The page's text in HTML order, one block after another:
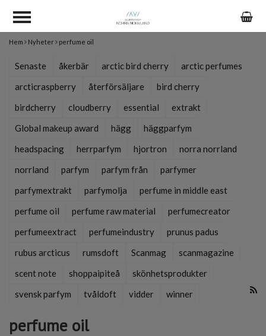
Hem Nyheter perfume oil
Senaste åkerbär arctic bird cherry
arctic perfumes
arcticraspberry
återförsäljare
bird cherry
birdcherry
cloudberry essential
extrakt
Global makeup award
hägg
häggparfym
headspacing
herrparfym hjortron
norra norrland
norrland
parfym parfym från
parfymer
parfymextrakt
parfymolja
perfume in middle east
perfume oil
perfume raw material
perfumecreator
perfumeextract
perfumeindustry
prunus padus
rubus arcticus
rumsdoft Scanmag
scanmagazine
scent note
shoppaipiteå
skönhetsprodukter
svensk parfym
tvåldoft vidder winner
perfume oil